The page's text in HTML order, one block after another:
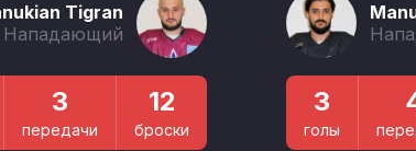
Tigran
Нападающий
3
передачи
12
броски
3
голы